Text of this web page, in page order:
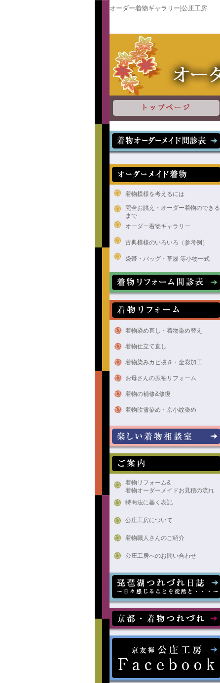
オーダー着物ギャラリー|公庄工房
着物模様を考えるには
完全お誂え・オーダー着物のできる
まで
オーダー着物ギャラリー
古典模様のいろいろ（参考例）
袋帯・バッグ・草履 等小物一式
着物染め直し・着物染め替え
着物仕立て直し
着物染みカビ抜き・金彩加工
お母さんの振袖リフォーム
着物の補修&修復
着物吹雪染め・京小紋染め
着物リフォーム&
着物オーダーメイドお見積の流れ
特商法に基く表記
公庄工房について
着物職人さんのご紹介
公庄工房へのお問い合わせ